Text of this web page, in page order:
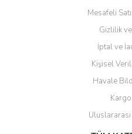
Mesafeli
Gizlilik
İptal ve
Kişisel
Havale